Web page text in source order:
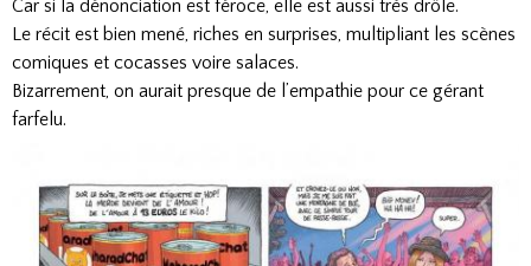
Car si la dénonciation est féroce, elle est aussi très drôle.
Le récit est bien mené, riches en surprises, multipliant les scènes
comiques et cocasses voire salaces.
Bizarrement, on aurait presque de l’empathie pour ce gérant
farfelu.